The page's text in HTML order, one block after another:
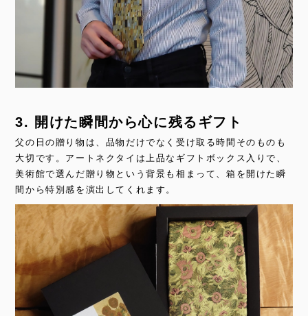
3. 開けた瞬間から心に残るギフト
父の日の贈り物は、品物だけでなく受け取る時間そのものも
大切です。アートネクタイは上品なギフトボックス入りで、
美術館で選んだ贈り物という背景も相まって、箱を開けた瞬
間から特別感を演出してくれます。